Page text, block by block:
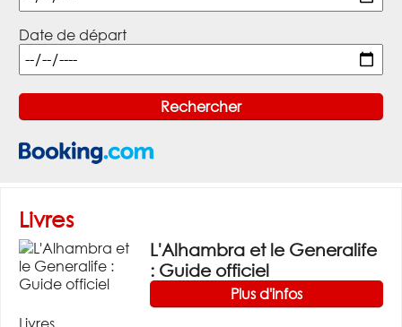
Date de départ
Livres
L'Alhambra et le Generalife
: Guide officiel
Plus d'infos